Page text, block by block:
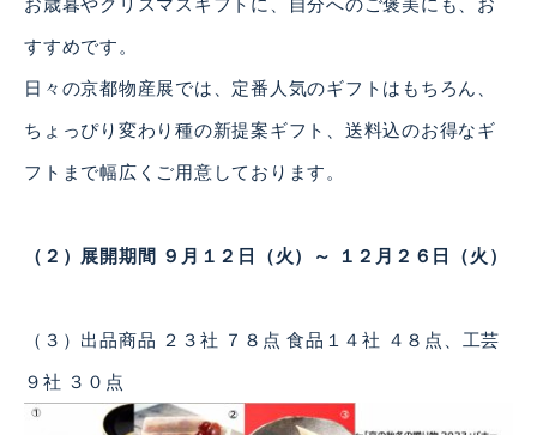
お歳暮やクリスマスギフトに、自分へのご褒美にも、お
すすめです。
日々の京都物産展では、定番人気のギフトはもちろん、
ちょっぴり変わり種の新提案ギフト、送料込のお得なギ
フトまで幅広くご用意しております。
（２）展開期間 ９月１２日（火）～ １２月２６日（火）
（３）出品商品 ２３社 ７８点 食品１４社 ４８点、工芸
９社 ３０点